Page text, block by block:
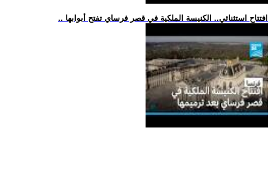
.. افتتاح استثنائي.. الكنيسة الملكية في قصر فرساي تفتح أبوابها